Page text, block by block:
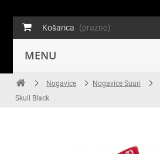
Košarica (prazno)
MENU
Nogavice Nogavice Suuri
Skull Black